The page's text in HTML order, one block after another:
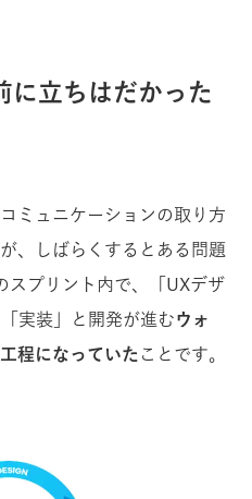
に立ちはだかった
ミュニケーションの取り方
、しばらくするとある問題
スプリント内で、「UXデザ
実装」と開発が進むウォ
程になっていた ことです。